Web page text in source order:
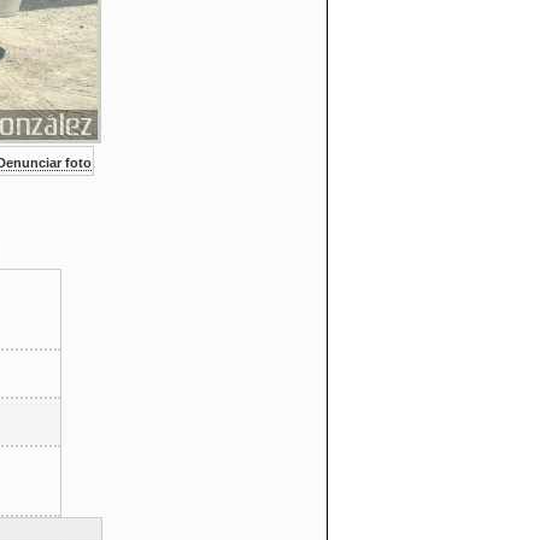
foto